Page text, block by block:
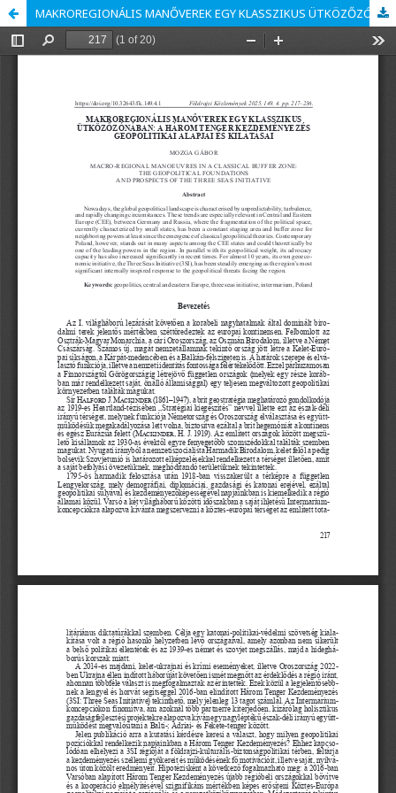
MAKROREGIONÁLIS MANŐVEREK EGY KLASSZIKUS ÜTKÖZŐZÓNÁBAN: A HÁROM TENGER KEZDEMÉNYEZÉS GEOPOLITIKAI ALAPJAI ÉS KILÁTÁSAI